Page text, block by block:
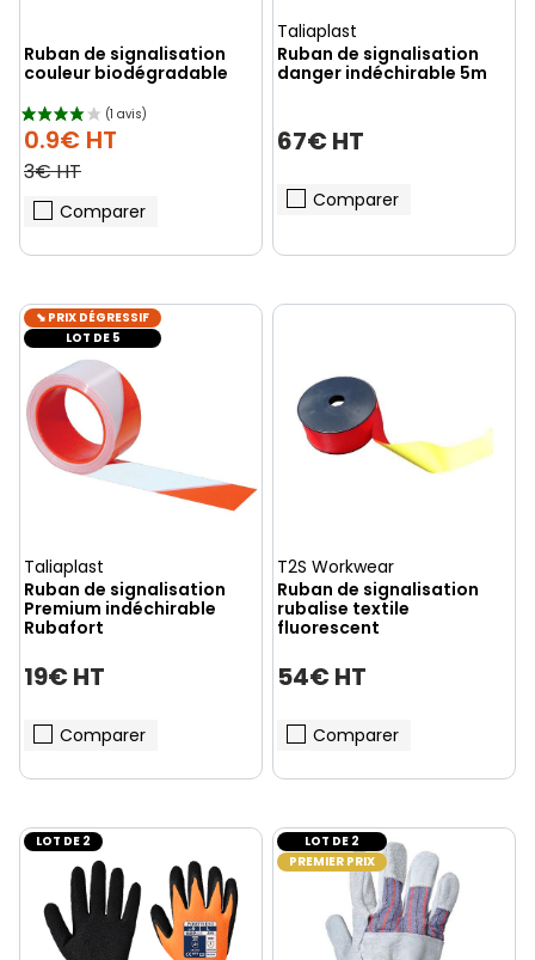
(1 avis)
Ruban de signalisation
couleur biodégradable
0.9€ HT
3€ HT
Comparer
Taliaplast
Ruban de signalisation
danger indéchirable 5m
67€ HT
Comparer
⬊ PRIX DÉGRESSIF
LOT DE 5
Taliaplast
Ruban de signalisation
Premium indéchirable
Rubafort
19€ HT
Comparer
T2S Workwear
Ruban de signalisation
rubalise textile
fluorescent
54€ HT
Comparer
LOT DE 2
LOT DE 2
PREMIER PRIX